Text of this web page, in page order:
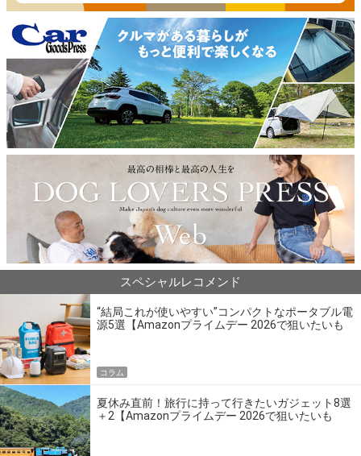
スペシャルレコメンド
“結局これが使いやすい”コンパクトなポータブル電
源5選【Amazonプライムデー 2026で狙いたいも
コラム
夏休み直前！旅行に持って行きたいガジェット8選
＋2【Amazonプライムデー 2026で狙いたいも